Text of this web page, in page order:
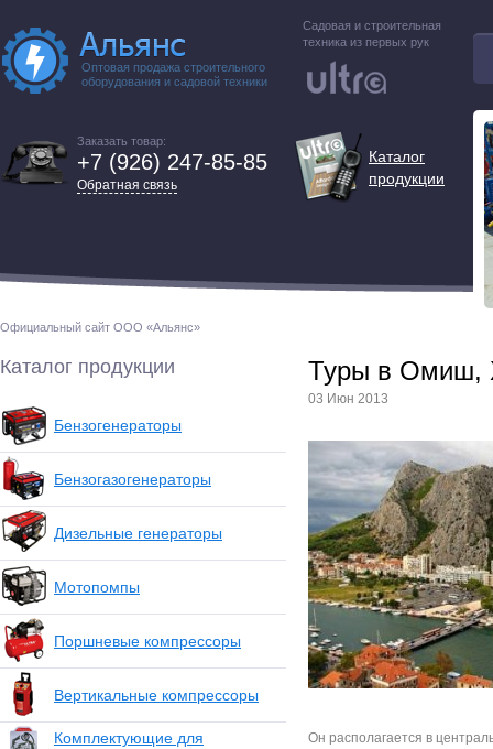
Оптовая продажа строительного
оборудования и садовой техники
Садовая и строительная
техника из первых рук
Заказать товар:
+7 (926) 247-85-85
Обратная связь
Каталог
продукции
Официальный сайт ООО «Альянс»
Каталог продукции
Бензогенераторы
Бензогазогенераторы
Дизельные генераторы
Мотопомпы
Поршневые компрессоры
Вертикальные компрессоры
Комплектующие для
Туры в Омиш,
03 Июн 2013
Он располагается в